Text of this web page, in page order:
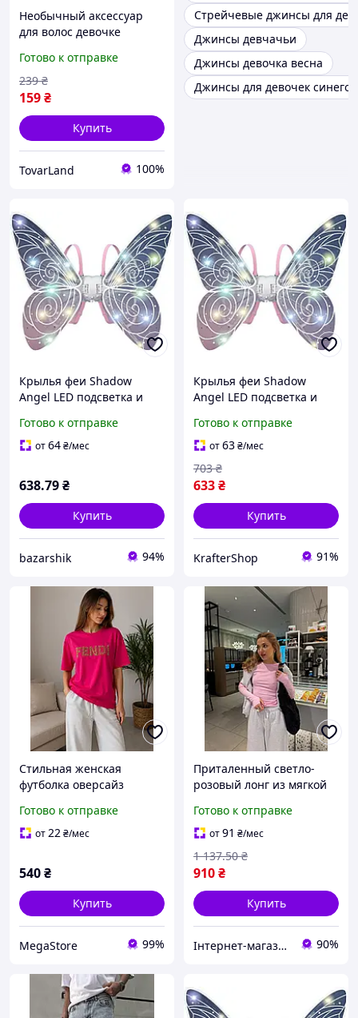
Необычный аксессуар
для волос девочке
Обруч Русалка для
создания волшебного
образа
Готово к отправке
159₴
239 ₴
Купить
TovarLand 100%
Стрейчевые джинсы для
Джинсы девчачьи
Джинсы девочка весна
Джинсы для девочек синего
Крылья феи Shadow
Angel LED подсветка и
Световые LED-крылья
Shadow для создания
Готово к отправке
от64₴/мес
638.79₴
Купить
bazarshik 94%
Крылья феи Shadow
Angel LED подсветка и
Световые LED-крылья
Shadow для создания
волшебного образа феи
Готово к отправке
от63₴/мес
633₴
703 ₴
Купить
KrafterShop 91%
Стильная женская
футболка оверсайз
декоративным принтом
для создания модных
городских образов
Готово к отправке
от22₴/мес
540₴
Купить
MegaStore 99%
Приталенный светло-
розовый лонг из мягкой
комфортом для создания
образа
Готово к отправке
от91 ₴/мес
910₴
1 137.50 ₴
Купить
Інтернет-магазин Clothes-Mall 90%